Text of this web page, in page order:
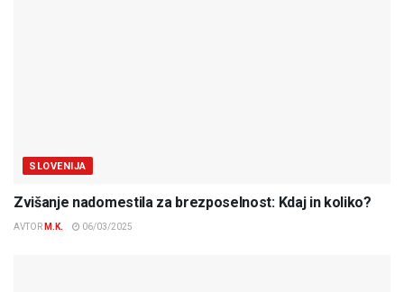
SLOVENIJA
Zvišanje nadomestila za brezposelnost: Kdaj in koliko?
AVTOR M.K. 06/03/2025